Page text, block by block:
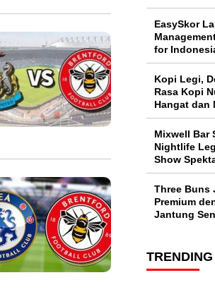
EasySkor
for
Kopi Legi,
Rasa Kopi
Hangat dan
Mixwell Bar
Nightlife
Show
Three Buns
Premium
Jantung
TRENDING